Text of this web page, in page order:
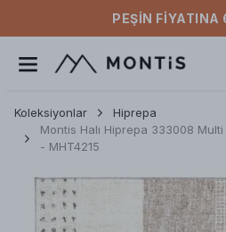
PEŞIN FIYATINA
Koleksiyonlar
Hiprepa
Montis Halı Hiprepa 333008
- MHT4215